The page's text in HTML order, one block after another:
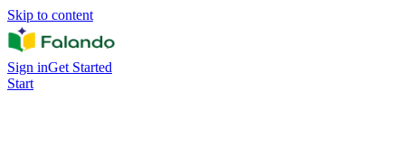
Skip to content
Sign inGet Started
Start